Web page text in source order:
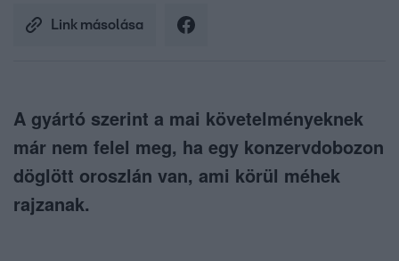
Link másolása
A gyártó szerint a mai követelményeknek
már nem felel meg, ha egy konzervdobozon
döglött oroszlán van, ami körül méhek
rajzanak.